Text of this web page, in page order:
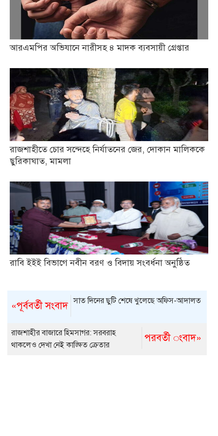
আরএমপির অভিযানে নারীসহ ৪ মাদক ব্যবসায়ী গ্রেপ্তার
রাজশাহীতে চোর সন্দেহে নির্যাতনের জের, দোকান মালিককে
ছুরিকাঘাত, মামলা
রাবি ইইই বিভাগে নবীন বরণ ও বিদায় সংবর্ধনা অনুষ্ঠিত
«পূর্ববর্তী সংবাদ সাত দিনের ছুটি শেষে খুলেছে অফিস-আদালত
পরবর্তী ংবাদ»
রাজশাহীর বাজারে হিমসাগর: সরবরাহ
থাকলেও দেখা নেই কাঙ্ক্ষিত ক্রেতার